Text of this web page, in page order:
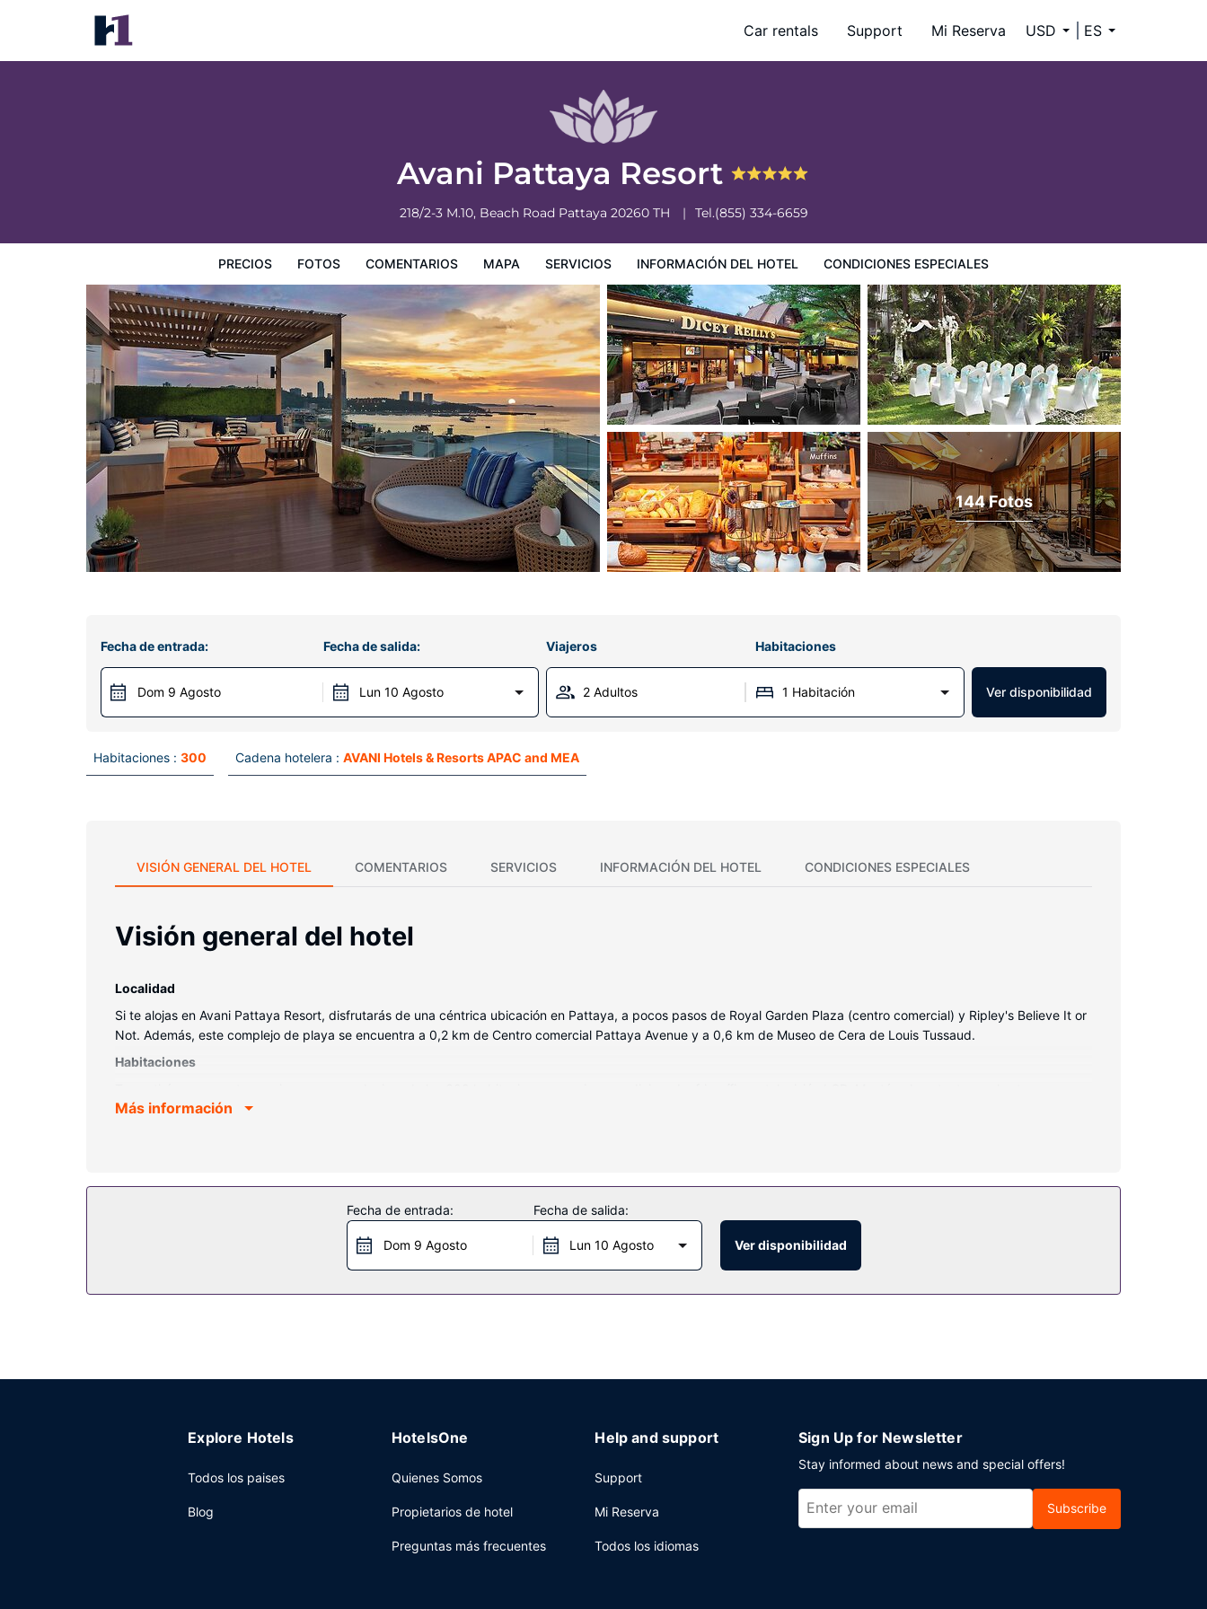
Car rentals Support Mi Reserva USD ES
Avani Pattaya Resort
218/2-3 M.10, Beach Road Pattaya 20260 TH Tel.(855) 334-6659
PRECIOS FOTOS COMENTARIOS MAPA SERVICIOS INFORMACIÓN DEL HOTEL CONDICIONES ESPECIALES
Avani Pattaya Resort
Precios
144 Fotos
Fecha de entrada:
Dom 9 Agosto
Fecha de salida:
Lun 10 Agosto
Viajeros Habitaciones
2 Adultos 1 Habitación Ver disponibilidad
Habitaciones : 300 Cadena hotelera : AVANI Hotels & Resorts APAC and MEA
VISIÓN GENERAL DEL HOTEL COMENTARIOS SERVICIOS INFORMACIÓN DEL HOTEL CONDICIONES ESPECIALES
Visión general del hotel
Localidad
Si te alojas en Avani Pattaya Resort, disfrutarás de una céntrica ubicación en Pattaya, a pocos pasos de Royal Garden Plaza (centro comercial) y Ripley's Believe It or
Not. Además, este complejo de playa se encuentra a 0,2 km de Centro comercial Pattaya Avenue y a 0,6 km de Museo de Cera de Louis Tussaud.
Habitaciones
gracias a la la conexión wifi gratis. El baño privado con bañera o ducha está provisto de artículos de higiene personal gratuitos y secadores de pelo. Entre las
aire libre, un tobogán acuático y gimnasio abierto las 24 horas. Otros servicios de este complejo incluyen conexión a Internet wifi gratis, servicios de conserjería y
servicio de celebración de bodas. Divertirse nunca fue tan fácil, aprovecha el servicio de transporte al parque temático (de pago).
Degusta algo de cocina internacional en Garden Cafe, uno de los 4 restaurantes de este complejo turístico. El alojamiento también te ofrece servicio de habitaciones
las 24 horas y una cafetería. Relájate con un refresco del bar junto a la piscina o de uno de los 2 bares con salón. Se ofrece un desayuno bufé todos los días de 06:00
Más información
Fecha de entrada:
Dom 9 Agosto
Fecha de salida:
Lun 10 Agosto Ver disponibilidad
Explore Hotels
Todos los paises
Blog
HotelsOne
Quienes Somos
Propietarios de hotel
Preguntas más frecuentes
Help and support
Support
Mi Reserva
Todos los idiomas
Sign Up for Newsletter
Stay informed about news and special offers!
Subscribe